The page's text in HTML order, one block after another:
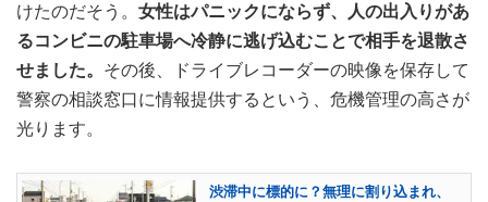
けたのだそう。 女性はパニックにならず、人の出入りがあ
るコンビニの駐車場へ冷静に逃げ込むことで相手を退散さ
せました。 その後、ドライブレコーダーの映像を保存して
警察の相談窓口に情報提供するという、危機管理の高さが
光ります。
渋滞中に標的に？無理に割り込まれ、